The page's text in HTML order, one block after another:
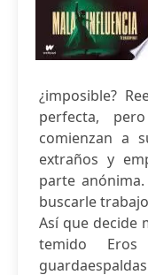
¿imposible?
perfecta,
comienzan a
extraños y
parte
buscarle
Así que decide
temido